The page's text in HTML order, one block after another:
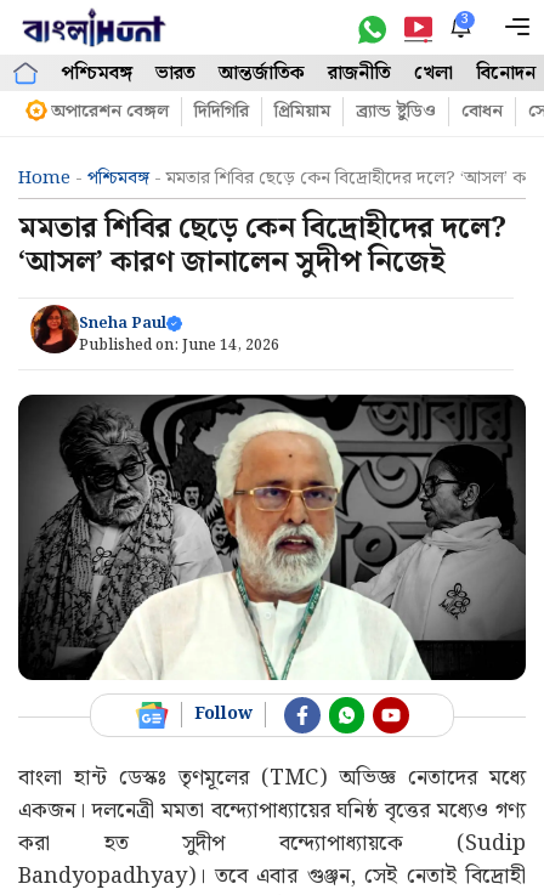
Skip
content
3
পশ্চিমবঙ্গ ভারত আন্তর্জাতিক রাজনীতি খেলা বিনোদন
অপারেশন বেঙ্গল দিদিগিরি প্রিমিয়াম ব্র্যান্ড ষ্টুডিও বোধন
Home - পশ্চিমবঙ্গ-মমতার শিবির ছেড়ে কেন বিদ্রোহীদের দলে? ‘আসল’
মমতার শিবির ছেড়ে কেন বিদ্রোহীদের দলে?
‘আসল’ কারণ জানালেন সুদীপ নিজেই
Sneha Paul
Published on: June 14, 2026
Follow
বাংলা হান্ট ডেস্কঃ তৃণমূলের (TMC) অভিজ্ঞ নেতাদের মধ্যে
একজন। দলনেত্রী মমতা বন্দ্যোপাধ্যায়ের ঘনিষ্ঠ বৃত্তের মধ্যেও গণ্য
করা হত সুদীপ বন্দ্যোপাধ্যায়কে (Sudip
Bandyopadhyay)। তবে এবার গুঞ্জন, সেই নেতাই বিদ্রোহী